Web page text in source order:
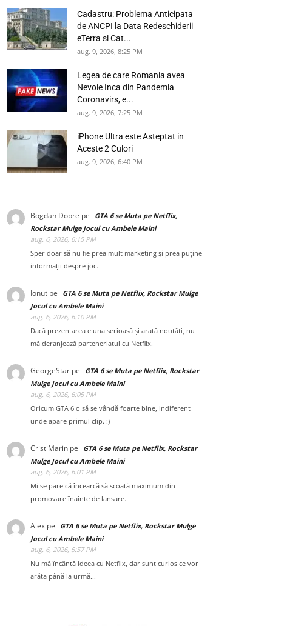
Cadastru: Problema Anticipata
de ANCPI la Data Redeschiderii
eTerra si Cat...
aug. 9, 2026, 8:25 PM
Legea de care Romania avea
Nevoie Inca din Pandemia
Coronavirs, e...
aug. 9, 2026, 7:25 PM
iPhone Ultra este Asteptat in
Aceste 2 Culori
aug. 9, 2026, 6:40 PM
Bogdan Dobre pe
GTA 6 se Muta pe Netflix,
Rockstar Mulge Jocul cu Ambele Maini
aug. 6, 2026, 6:15 PM
Sper doar să nu fie prea mult marketing și prea puține
informații despre joc.
Ionut pe
GTA 6 se Muta pe Netflix, Rockstar Mulge
Jocul cu Ambele Maini
aug. 6, 2026, 6:10 PM
Dacă prezentarea e una serioasă și arată noutăți, nu
mă deranjează parteneriatul cu Netflix.
GeorgeStar pe
GTA 6 se Muta pe Netflix, Rockstar
Mulge Jocul cu Ambele Maini
aug. 6, 2026, 6:05 PM
Oricum GTA 6 o să se vândă foarte bine, indiferent
unde apare primul clip. :)
CristiMarin pe
GTA 6 se Muta pe Netflix, Rockstar
Mulge Jocul cu Ambele Maini
aug. 6, 2026, 6:01 PM
Mi se pare că încearcă să scoată maximum din
promovare înainte de lansare.
Alex pe
GTA 6 se Muta pe Netflix, Rockstar Mulge
Jocul cu Ambele Maini
aug. 6, 2026, 5:57 PM
Nu mă încântă ideea cu Netflix, dar sunt curios ce vor
arăta până la urmă...